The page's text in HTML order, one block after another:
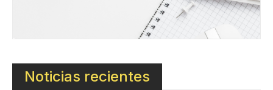
Noticias recientes